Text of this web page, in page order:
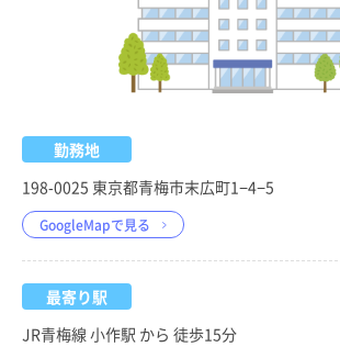
勤務地
198-0025 東京都青梅市末広町1−4−5
GoogleMapで見る
最寄り駅
JR青梅線 小作駅 から 徒歩15分